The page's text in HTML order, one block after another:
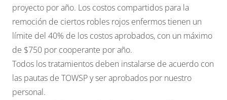
proyecto por año. Los costos compartidos para la
remoción de ciertos robles rojos enfermos tienen un
límite del 40% de los costos aprobados, con un máximo
de $750 por cooperante por año.
Todos los tratamientos deben instalarse de acuerdo con
las pautas de TOWSP y ser aprobados por nuestro
personal.